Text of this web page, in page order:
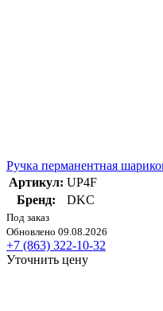
Ручка перманентная
Артикул: UP4F
Бренд:
DKC
Под заказ
Обновлено 09.08.2026
+7 (863) 322-10-32
Уточнить цену